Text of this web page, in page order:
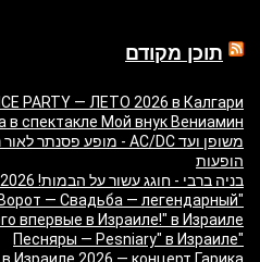
תוכן מקודם
PARTY — ЛЕТО 2026 в Калгари
в спектакле Мой внук Вениамин
הופעות
בניה ברבי - חוגג עשור על הבמות! 2026 - כרטיסים ולוח הופעות
— Свадьба — легендарный
впервые в Израиле!" в Израиле
"Песняры — Pesniary" в Израиле